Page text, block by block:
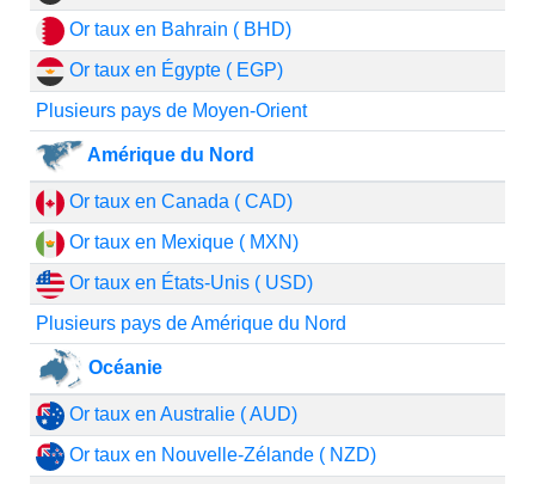
Or taux en Bahrain ( BHD)
Or taux en Égypte ( EGP)
Plusieurs pays de Moyen-Orient
Amérique du Nord
Or taux en Canada ( CAD)
Or taux en Mexique ( MXN)
Or taux en États-Unis ( USD)
Plusieurs pays de Amérique du Nord
Océanie
Or taux en Australie ( AUD)
Or taux en Nouvelle-Zélande ( NZD)